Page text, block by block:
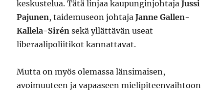
keskustelua. Tätä linjaa kaupunginjohtajaJussi
Pajunen, taidemuseon johtajaJanne Gallen-
Kallela-Sirén sekä yllättävän useat
liberaalipoliitikot kannattavat.
Mutta on myös olemassa länsimaisen,
avoimuuteen ja vapaaseen mielipiteenvaihtoon